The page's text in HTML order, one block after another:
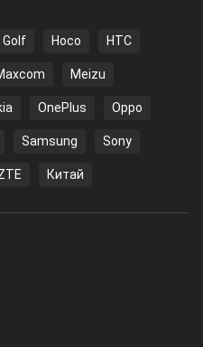
Golf Hoco HTC
Meizu
OnePlus Oppo
Samsung Sony
Китай